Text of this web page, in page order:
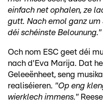
einfach net ophalen, ze
gutt. Nach emol ganz um
déi schéinste Belounung."
Och nom ESC geet déi
nach d'Eva Marija. Dat
Geleeënheet, seng
realiséieren. "Op eng
wierklech immens."